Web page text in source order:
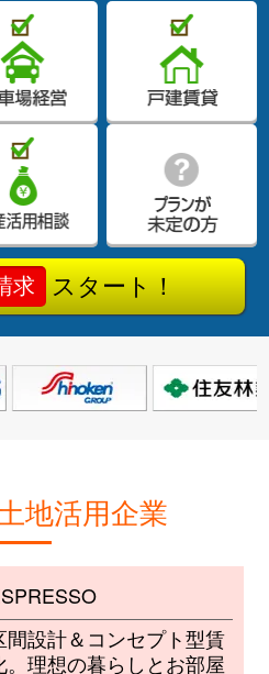
求 スタート！
地活用企業
間設計＆コンセプト型賃
。理想の暮らしとお部屋